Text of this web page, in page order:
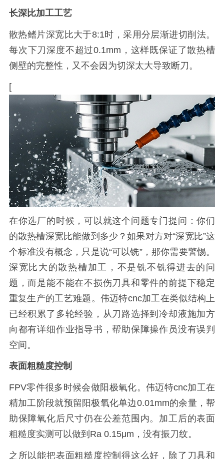
长深比加工工艺
散热鳍片深宽比大于8:1时，采用分层渐进切削法。
每次下刀深度不超过0.1mm，这样既保证了散热槽
侧壁的完整性，又不会因为切深太大导致断刀。
[
在你选厂的时候，可以就这个问题专门提问：你们
的散热槽深宽比能做到多少？如果对方对“深宽比”这
个标准没有概念，只是说“可以铣”，那你需要警惕。
深宽比大的散热槽加工，不是铣不铣得进去的问
题，而是能不能在不损伤刀具和零件的前提下稳定
重复生产的工艺难题。伟迈特cnc加工在类似结构上
已经积累了多轮经验，从刀路选择到冷却液施加方
向都有详细作业指导书，帮助保障操作员没有误判
空间。
表面粗糙度控制
FPV零件很多时候会做阳极氧化。伟迈特cnc加工在
精加工阶段就预留阳极氧化单边0.01mm的余量，帮
助保障氧化后尺寸仍在公差范围内。加工后的表面
粗糙度实测可以做到Ra 0.15μm，没有振刀纹。
之所以能把表面粗糙度控制得这么好，除了刀具和